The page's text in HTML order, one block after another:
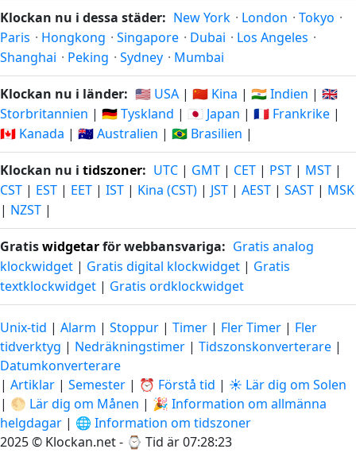
Klockan nu i dessa städer: New York · London · Tokyo ·
Paris · Hongkong · Singapore · Dubai · Los Angeles ·
Shanghai · Peking · Sydney · Mumbai
Klockan nu i länder: 🇺🇸 USA | 🇨🇳 Kina | 🇮🇳 Indien | 🇬🇧
Storbritannien | 🇩🇪 Tyskland | 🇯🇵 Japan | 🇫🇷 Frankrike |
🇨🇦 Kanada | 🇦🇺 Australien | 🇧🇷 Brasilien |
Klockan nu i tidszoner: UTC | GMT | CET | PST | MST |
CST | EST | EET | IST | Kina (CST) | JST | AEST | SAST | MSK
| NZST |
Gratiswidgetarför webbansvariga: Gratis analog
klockwidget | Gratis digital klockwidget | Gratis
textklockwidget | Gratis ordklockwidget
Unix-tid | Alarm | Stoppur | Timer | Fler Timer | Fler
tidverktyg | Nedräkningstimer | Tidszonskonverterare |
Datumkonverterare
| Artiklar | Semester | ⏰ Förstå tid | ☀️ Lär dig om Solen
| 🌕 Lär dig om Månen | 🎉 Information om allmänna
helgdagar | 🌐 Information om tidszoner
2025 © Klockan.net - ⌚ Tid är 07:28:24